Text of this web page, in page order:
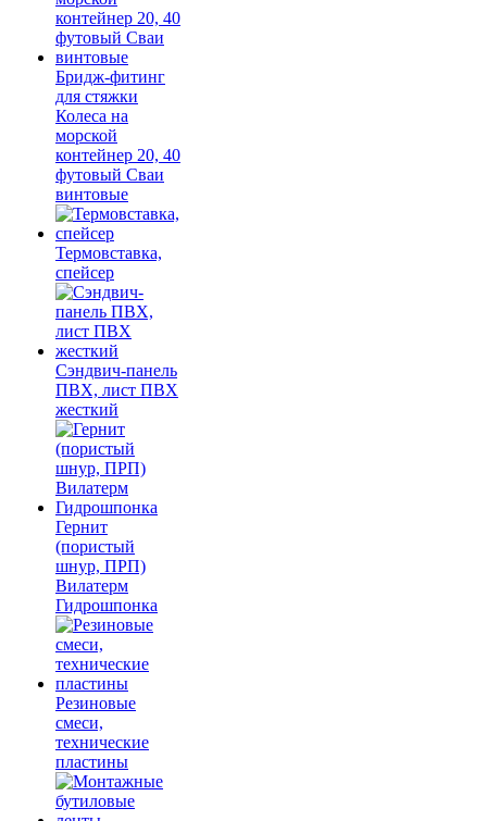
Бридж-фитинг
для стяжки
Колеса на
морской
контейнер 20, 40
футовый Сваи
винтовые
Термовставка,
спейсер
Сэндвич-панель
ПВХ, лист ПВХ
жесткий
Гернит
(пористый
шнур, ПРП)
Вилатерм
Гидрошпонка
Резиновые
смеси,
технические
пластины